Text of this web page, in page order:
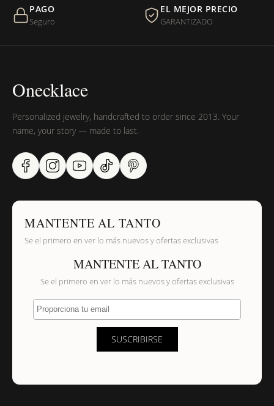
¿Sus productos son libres de níquel?
PAGO
Seguro
EL MEJOR PRECIO
GARANTIZADO
Onecklace
Personalized jewelry, handcrafted to order since 2013. Your
name, your story — made to last.
MANTENTE AL TANTO
Se el primero en ver lo más nuevos y ofertas exclusivas
MANTENTE AL TANTO
Se el primero en ver lo más nuevos y ofertas exclusivas
Proporciona tu email
SUSCRIBIRSE